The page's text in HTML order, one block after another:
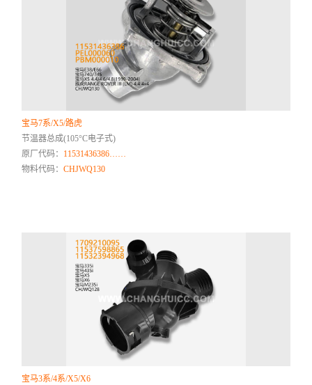
宝马7系/X5/路虎
节温器总成(105°C电子式)
原厂代码： 11531436386……
物料代码：CHJWQ130
宝马3系/4系/X5/X6